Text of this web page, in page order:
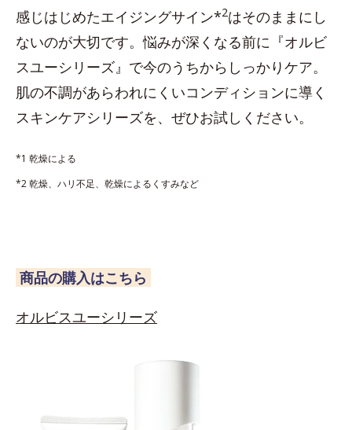
感じはじめたエイジングサイン*2はそのままにし
ないのが大切です。悩みが深くなる前に『オルビ
スユーシリーズ』で今のうちからしっかりケア。
肌の不調があらわれにくいコンディションに導く
スキンケアシリーズを、ぜひお試しください。
*1 乾燥による
*2 乾燥、ハリ不足、乾燥によるくすみなど
商品の購入はこちら
オルビスユーシリーズ